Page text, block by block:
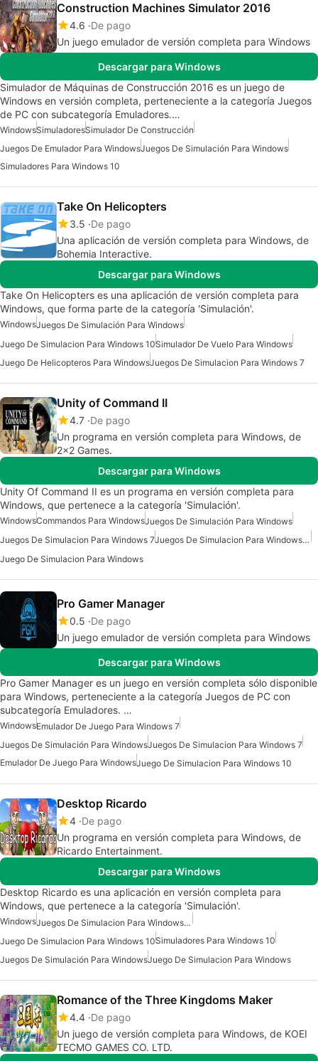
Construction Machines Simulator 2016
4.6 De pago
Un juego emulador de versión completa para Windows
Descargar para Windows
Simulador de Máquinas de Construcción 2016 es un juego de
Windows en versión completa, perteneciente a la categoría Juegos
de PC con subcategoría Emuladores.…
WindowsSimuladoresSimulador De Construcción
Juegos De Emulador Para WindowsJuegos De Simulación Para Windows
Simuladores Para Windows 10
Take On Helicopters
3.5 De pago
Una aplicación de versión completa para Windows, de
Bohemia Interactive.
Descargar para Windows
Take On Helicopters es una aplicación de versión completa para
Windows, que forma parte de la categoría 'Simulación'.
WindowsJuegos De Simulación Para Windows
Juego De Simulacion Para Windows 10Simulador De Vuelo Para Windows
Juego De Helicopteros Para WindowsJuegos De Simulacion Para Windows 7
Unity of Command II
4.7 De pago
Un programa en versión completa para Windows, de
2x2 Games.
Descargar para Windows
Unity Of Command II es un programa en versión completa para
Windows, que pertenece a la categoría 'Simulación'.
WindowsCommandos Para WindowsJuegos De Simulación Para Windows
Juegos De Simulacion Para Windows 7
Juegos De Simulacion Para Windows 10
Juego De Simulacion Para Windows
Pro Gamer Manager
0.5 De pago
Un juego emulador de versión completa para Windows
Descargar para Windows
Pro Gamer Manager es un juego en versión completa sólo disponible
para Windows, perteneciente a la categoría Juegos de PC con
subcategoría Emuladores. …
WindowsEmulador De Juego Para Windows 7
Juegos De Simulación Para WindowsJuegos De Simulacion Para Windows 7
Emulador De Juego Para WindowsJuego De Simulacion Para Windows 10
Desktop Ricardo
4 De pago
Un programa en versión completa para Windows, de
Ricardo Entertainment.
Descargar para Windows
Desktop Ricardo es una aplicación en versión completa para
Windows, que pertenece a la categoría 'Simulación'.
Windows
Juegos De Simulacion Para Windows 10
Juego De Simulacion Para Windows 10Simuladores Para Windows 10
Juegos De Simulación Para WindowsJuego De Simulacion Para Windows
Romance of the Three Kingdoms Maker
4.4 De pago
Un juego de versión completa para Windows, de KOEI
TECMO GAMES CO. LTD.